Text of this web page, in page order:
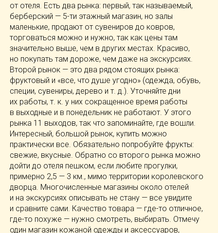
от отеля. Есть два рынка: первый, так называемый,
берберский — 5-ти этажный магазин, но залы
маленькие, продают от сувениров до ковров,
торговаться можно и нужно, так как цены там
значительно выше, чем в других местах. Красиво,
но покупать там дороже, чем даже на экскурсиях.
Второй рынок — это два рядом стоящих рынка:
фруктовый и «все, что душе угодно» (одежда, обувь,
специи, сувениры, дерево и т. д.). Уточняйте дни
их работы, т. к. у них сокращенное время работы
в выходные и в понедельник не работают. У этого
рынка 11 выходов, так что запоминайте, где вошли.
Интересный, большой рынок, купить можно
практически все. Обязательно попробуйте фрукты:
свежие, вкусные. Обратно со второго рынка можно
дойти до отеля пешком, если любите прогулки,
примерно 2,5 — 3 км., мимо территории королевского
дворца. Многочисленные магазины около отелей
и на экскурсиях описывать не стану — все увидите
и сравните сами. Качество товара — где-то отличное,
где-то похуже — нужно смотреть, выбирать. Отмечу
один магазин кожаной одежды и аксессуаров,